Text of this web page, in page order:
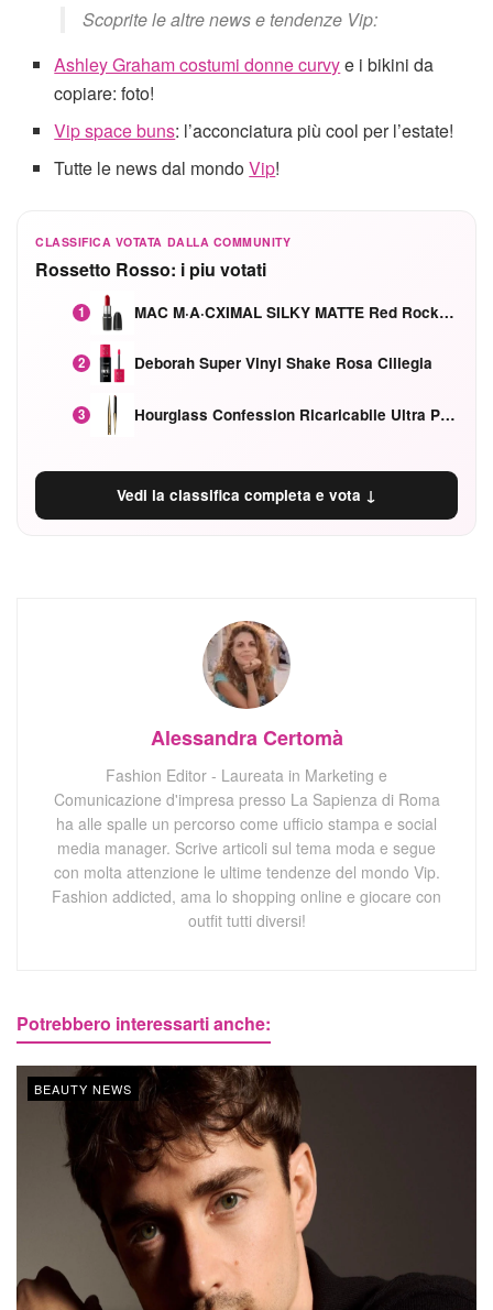
Scoprite le altre news e tendenze Vip:
Ashley Graham costumi donne curvye i bikini da
copiare: foto!
Vip space buns: l’acconciatura più cool per l’estate!
Tutte le news dal mondoVip!
CLASSIFICA VOTATA DALLA COMMUNITY
Rossetto Rosso: i piu votati
1 MAC M·A·CXIMAL SILKY MATTE Red Rock mat
2 Deborah Super Vinyl Shake Rosa Ciliegia
3 Hourglass Confession Ricaricabile Ultra Preciso Ad Alta Intensità Secretly Classic Red
Vedi la classifica completa e vota ↓
Alessandra Certomà
Fashion Editor - Laureata in Marketing e
Comunicazione d'impresa presso La Sapienza di Roma
ha alle spalle un percorso come ufficio stampa e social
media manager. Scrive articoli sul tema moda e segue
con molta attenzione le ultime tendenze del mondo Vip.
Fashion addicted, ama lo shopping online e giocare con
outfit tutti diversi!
Potrebbero interessarti anche:
BEAUTY NEWS